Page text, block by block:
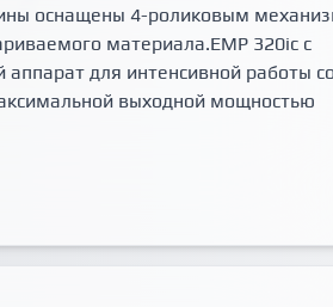
оснащены 4-роликовым
материала.EMP 320ic с
для интенсивной работы со
выходной мощностью